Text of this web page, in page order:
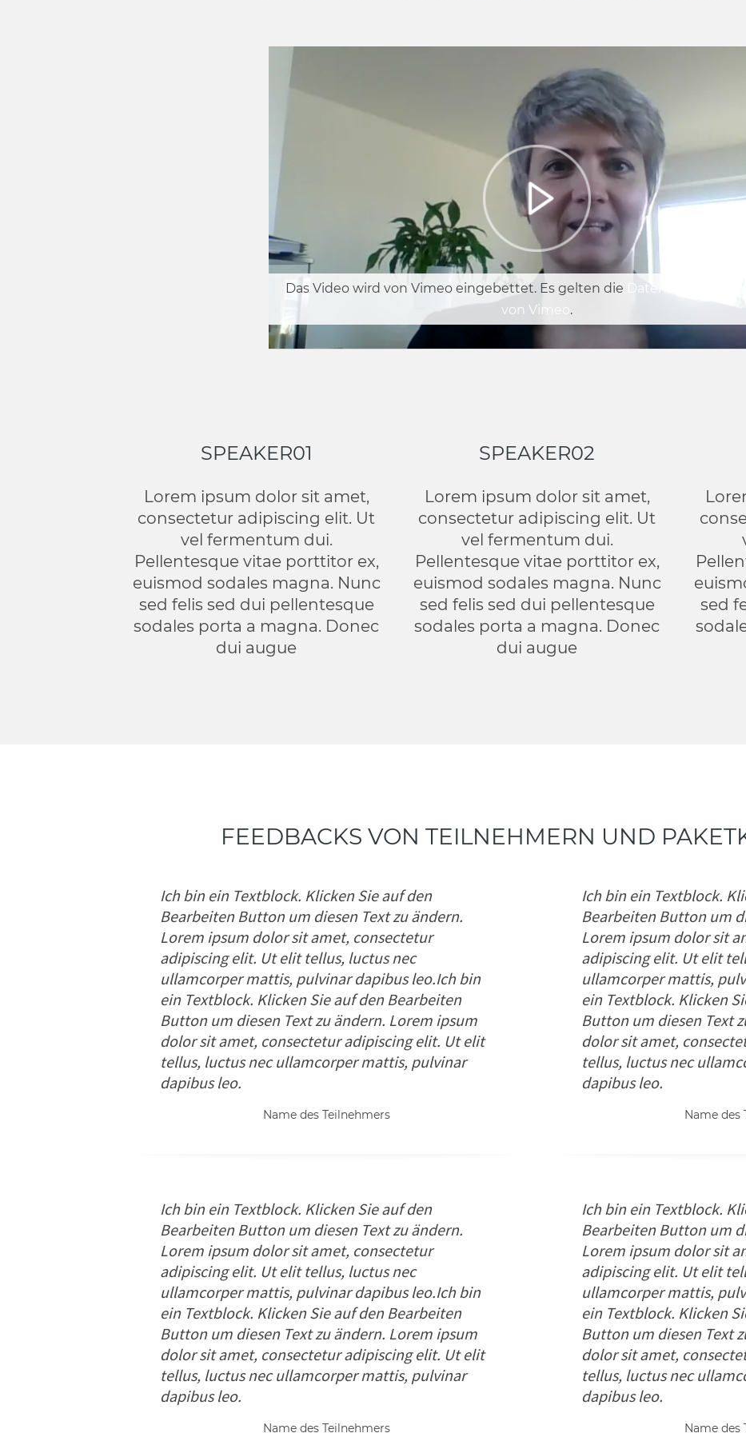
Das Video wird von Vimeo eingebettet. Es gelten die
von Vimeo.
SPEAKER01
Lorem ipsum dolor sit amet,
consectetur adipiscing elit. Ut
vel fermentum dui.
Pellentesque vitae porttitor ex,
euismod sodales magna. Nunc
sed felis sed dui pellentesque
sodales porta a magna. Donec
dui augue
SPEAKER02
Lorem ipsum dolor sit amet,
consectetur adipiscing elit. Ut
vel fermentum dui.
Pellentesque vitae porttitor ex,
euismod sodales magna. Nunc
sed felis sed dui pellentesque
sodales porta a magna. Donec
dui augue
sed
FEEDBACKS VON TEILNEHMERN UND
Ich bin ein Textblock. Klicken Sie auf den
Bearbeiten Button um diesen Text zu ändern.
Lorem ipsum dolor sit amet, consectetur
adipiscing elit. Ut elit tellus, luctus nec
ullamcorper mattis, pulvinar dapibus leo.Ich bin
ein Textblock. Klicken Sie auf den Bearbeiten
Button um diesen Text zu ändern. Lorem ipsum
dolor sit amet, consectetur adipiscing elit. Ut elit
tellus, luctus nec ullamcorper mattis, pulvinar
dapibus leo.
Name des Teilnehmers
Ich bin ein Textblock.
Bearbeiten Button um
Lorem ipsum dolor sit
adipiscing elit. Ut elit
ullamcorper mattis,
ein Textblock. Klicken
Button um diesen Text
dolor sit amet,
tellus, luctus nec
dapibus leo.
Name des
Ich bin ein Textblock. Klicken Sie auf den
Bearbeiten Button um diesen Text zu ändern.
Lorem ipsum dolor sit amet, consectetur
adipiscing elit. Ut elit tellus, luctus nec
ullamcorper mattis, pulvinar dapibus leo.Ich bin
ein Textblock. Klicken Sie auf den Bearbeiten
Button um diesen Text zu ändern. Lorem ipsum
dolor sit amet, consectetur adipiscing elit. Ut elit
tellus, luctus nec ullamcorper mattis, pulvinar
dapibus leo.
Name des Teilnehmers
Ich bin ein Textblock.
Bearbeiten Button um
Lorem ipsum dolor sit
adipiscing elit. Ut elit
ullamcorper mattis,
ein Textblock. Klicken
Button um diesen Text
dolor sit amet,
tellus, luctus nec
dapibus leo.
Name des